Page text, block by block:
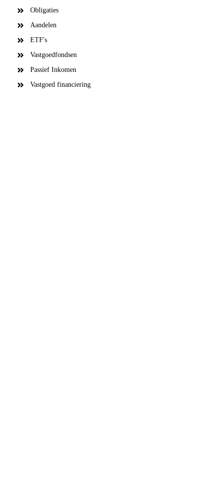
Obligaties
Aandelen
ETF's
Vastgoedfondsen
Passief Inkomen
Vastgoed financiering